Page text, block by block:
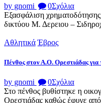
by gnomi 0Σχόλια
Εξασφάλιση
δικτύου Μ. Δερειου –
Αθλητικά Έβρος
Πένθος στον Α.Ο. Ορεστιάδας
by gnomi 0Σχόλια
Στο πένθος βυθίστηκε η
Ορεστιάδας καθώς έφυγε